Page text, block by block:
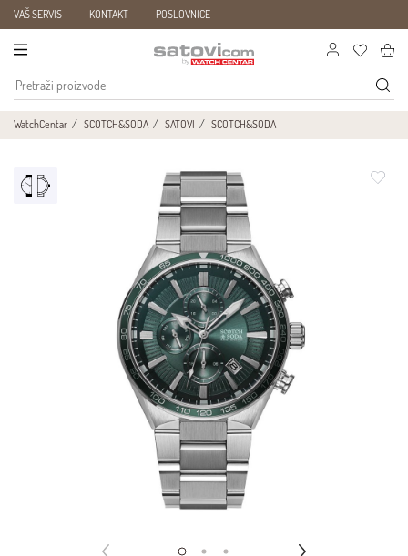
VAŠ SERVIS KONTAKT POSLOVNICE
WatchCentar SCOTCH&SODA SATOVI SCOTCH&SODA